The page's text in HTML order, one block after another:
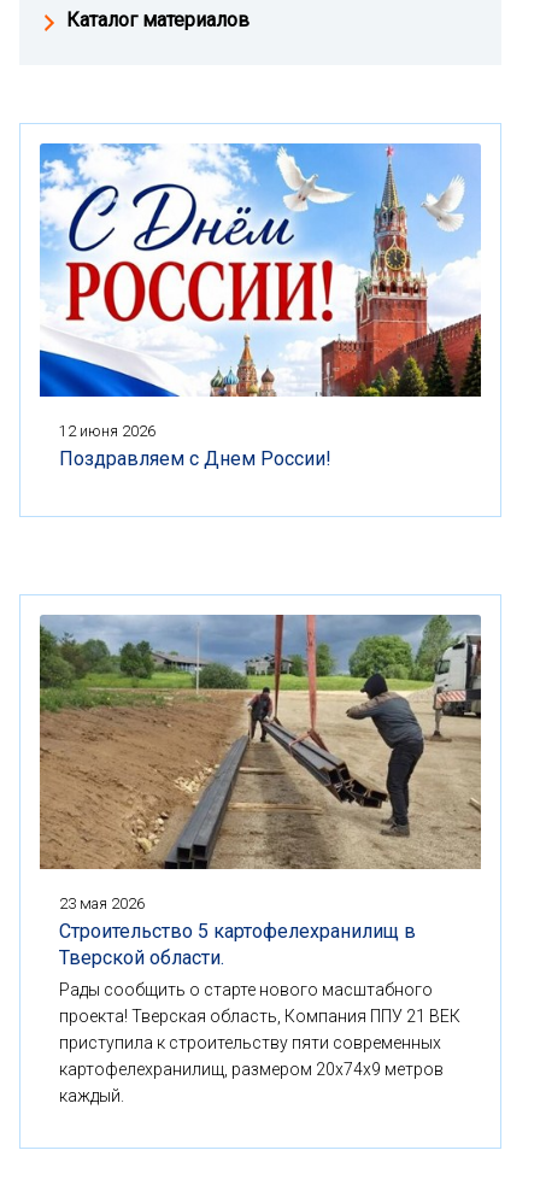
Каталог материалов
12 июня 2026
Поздравляем с Днем России!
23 мая 2026
Строительство 5 картофелехранилищ в
Тверской области.
Рады сообщить о старте нового масштабного
проекта! Тверская область, Компания ППУ 21 ВЕК
приступила к строительству пяти современных
картофелехранилищ, размером 20x74x9 метров
каждый.